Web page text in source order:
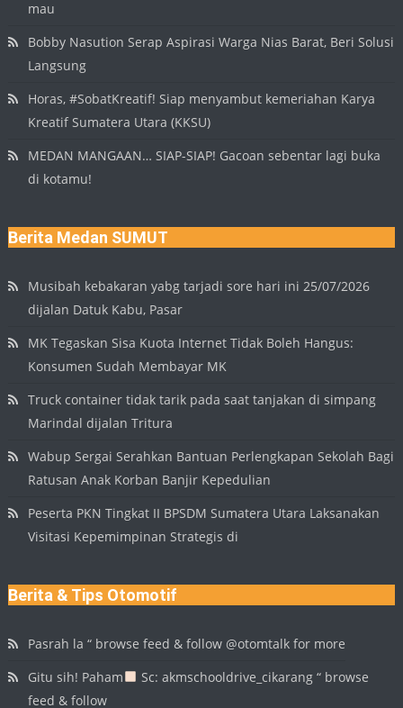
mau
Bobby Nasution Serap Aspirasi Warga Nias Barat, Beri Solusi
Langsung
Horas, #SobatKreatif! Siap menyambut kemeriahan Karya
Kreatif Sumatera Utara (KKSU)
MEDAN MANGAAN… SIAP-SIAP! Gacoan sebentar lagi buka
di kotamu!
Berita Medan SUMUT
Musibah kebakaran yabg tarjadi sore hari ini 25/07/2026
dijalan Datuk Kabu, Pasar
MK Tegaskan Sisa Kuota Internet Tidak Boleh Hangus:
Konsumen Sudah Membayar MK
Truck container tidak tarik pada saat tanjakan di simpang
Marindal dijalan Tritura
Wabup Sergai Serahkan Bantuan Perlengkapan Sekolah Bagi
Ratusan Anak Korban Banjir Kepedulian
Peserta PKN Tingkat II BPSDM Sumatera Utara Laksanakan
Visitasi Kepemimpinan Strategis di
Berita & Tips Otomotif
Pasrah la “ browse feed & follow @otomtalk for more
Gitu sih! Paham
Sc: akmschooldrive_cikarang “ browse
feed & follow